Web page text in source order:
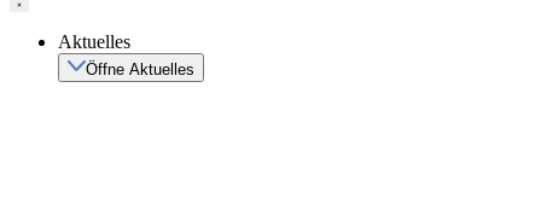
Aktuelles
Öffne Aktuelles